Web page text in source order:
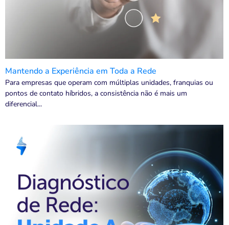
Mantendo a Experiência em Toda a Rede
Para empresas que operam com múltiplas unidades, franquias ou
pontos de contato híbridos, a consistência não é mais um
diferencial...